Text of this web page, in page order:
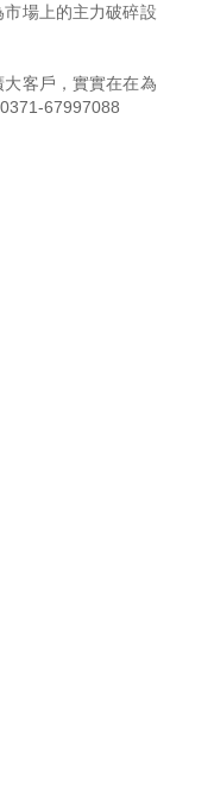
場上的主力破碎設
客戶，實實在在為
0371-67997088